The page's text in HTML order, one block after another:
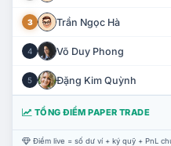
3 Trần Ngọc Hà
4 Võ Duy Phong
5 Đặng Kim Quỳnh
TỔNG ĐIỂM PAPER TRADE
Điểm live = số dư ví + ký quỹ + PnL